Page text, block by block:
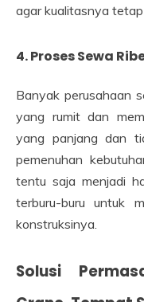
agar kualitasnya tetap
4. Proses Sewa
Banyak perusahaan
yang rumit dan
yang panjang dan
pemenuhan
tentu saja menjadi
terburu-buru untuk
konstruksinya.
Solusi